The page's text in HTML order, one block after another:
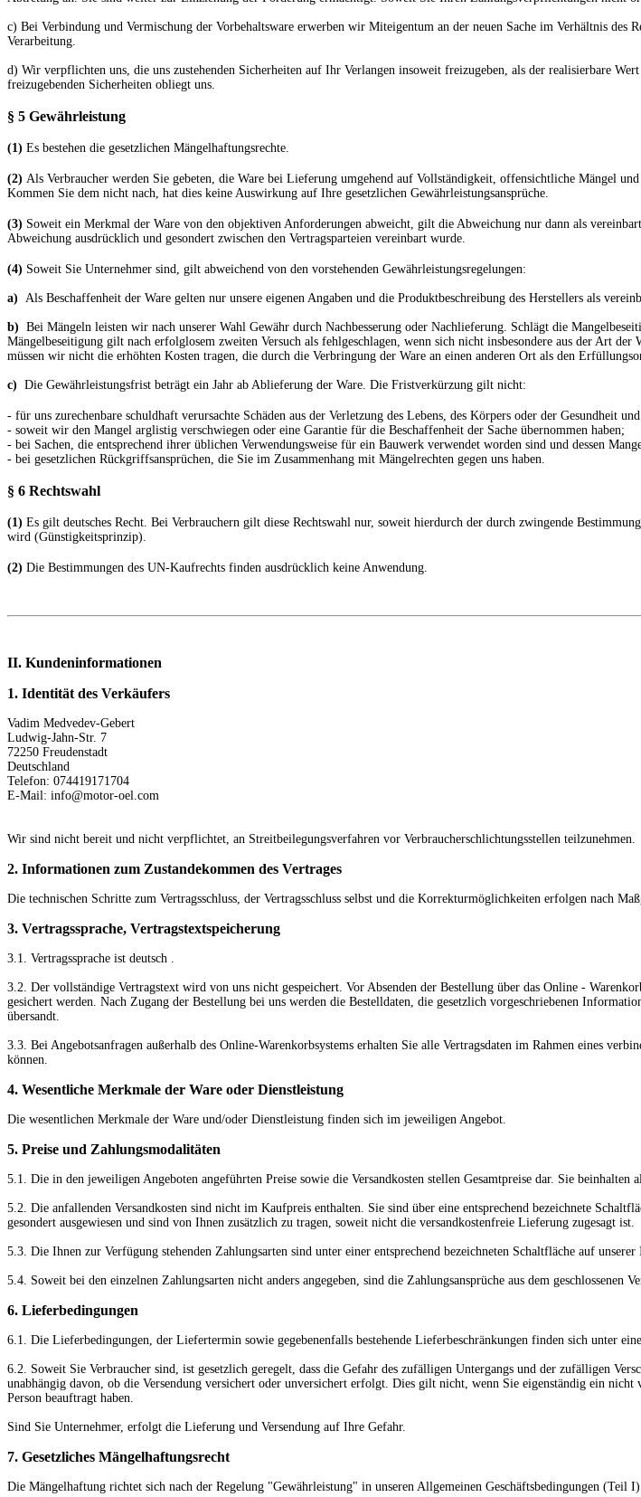
c) Bei Verbindung und Vermischung der Vorbehaltsware erwerben wir Miteigentum an der neuen Sache im Verhältnis des
Verarbeitung.
d) Wir verpflichten uns, die uns zustehenden Sicherheiten auf Ihr Verlangen insoweit freizugeben, als der realisierbare
freizugebenden Sicherheiten obliegt uns.
§ 5 Gewährleistung
(1) Es bestehen die gesetzlichen Mängelhaftungsrechte.
(2) Als Verbraucher werden Sie gebeten, die Ware bei Lieferung umgehend auf Vollständigkeit, offensichtliche Mängel
Kommen Sie dem nicht nach, hat dies keine Auswirkung auf Ihre gesetzlichen Gewährleistungsansprüche.
(3) Soweit ein Merkmal der Ware von den objektiven Anforderungen abweicht, gilt die Abweichung nur dann als
Abweichung ausdrücklich und gesondert zwischen den Vertragsparteien vereinbart wurde.
(4) Soweit Sie Unternehmer sind, gilt abweichend von den vorstehenden Gewährleistungsregelungen:
a) Als Beschaffenheit der Ware gelten nur unsere eigenen Angaben und die Produktbeschreibung des Herstellers als
b) Bei Mängeln leisten wir nach unserer Wahl Gewähr durch Nachbesserung oder Nachlieferung. Schlägt die
Mängelbeseitigung gilt nach erfolglosem zweiten Versuch als fehlgeschlagen, wenn sich nicht insbesondere aus der Art
müssen wir nicht die erhöhten Kosten tragen, die durch die Verbringung der Ware an einen anderen Ort als den
c) Die Gewährleistungsfrist beträgt ein Jahr ab Ablieferung der Ware. Die Fristverkürzung gilt nicht:
- für uns zurechenbare schuldhaft verursachte Schäden aus der Verletzung des Lebens, des Körpers oder der Gesundheit
- soweit wir den Mangel arglistig verschwiegen oder eine Garantie für die Beschaffenheit der Sache übernommen haben;
- bei Sachen, die entsprechend ihrer üblichen Verwendungsweise für ein Bauwerk verwendet worden sind und dessen
- bei gesetzlichen Rückgriffsansprüchen, die Sie im Zusammenhang mit Mängelrechten gegen uns haben.
§ 6 Rechtswahl
(1) Es gilt deutsches Recht. Bei Verbrauchern gilt diese Rechtswahl nur, soweit hierdurch der durch zwingende
wird (Günstigkeitsprinzip).
(2) Die Bestimmungen des UN-Kaufrechts finden ausdrücklich keine Anwendung.
II. Kundeninformationen
1. Identität des Verkäufers
Vadim Medvedev-Gebert
Ludwig-Jahn-Str. 7
72250 Freudenstadt
Deutschland
Telefon: 074419171704
E-Mail: info@motor-oel.com
Wir sind nicht bereit und nicht verpflichtet, an Streitbeilegungsverfahren vor Verbraucherschlichtungsstellen teilzunehmen.
2. Informationen zum Zustandekommen des Vertrages
Die technischen Schritte zum Vertragsschluss, der Vertragsschluss selbst und die Korrekturmöglichkeiten erfolgen nach
3. Vertragssprache, Vertragstextspeicherung
3.1. Vertragssprache ist deutsch .
3.2. Der vollständige Vertragstext wird von uns nicht gespeichert. Vor Absenden der Bestellung über das Online -
gesichert werden. Nach Zugang der Bestellung bei uns werden die Bestelldaten, die gesetzlich vorgeschriebenen
übersandt.
3.3. Bei Angebotsanfragen außerhalb des Online-Warenkorbsystems erhalten Sie alle Vertragsdaten im Rahmen eines
können.
4. Wesentliche Merkmale der Ware oder Dienstleistung
Die wesentlichen Merkmale der Ware und/oder Dienstleistung finden sich im jeweiligen Angebot.
5. Preise und Zahlungsmodalitäten
5.1. Die in den jeweiligen Angeboten angeführten Preise sowie die Versandkosten stellen Gesamtpreise dar. Sie
5.2. Die anfallenden Versandkosten sind nicht im Kaufpreis enthalten. Sie sind über eine entsprechend bezeichnete
gesondert ausgewiesen und sind von Ihnen zusätzlich zu tragen, soweit nicht die versandkostenfreie Lieferung zugesagt ist.
5.3. Die Ihnen zur Verfügung stehenden Zahlungsarten sind unter einer entsprechend bezeichneten Schaltfläche auf
5.4. Soweit bei den einzelnen Zahlungsarten nicht anders angegeben, sind die Zahlungsansprüche aus dem geschlossenen
6. Lieferbedingungen
6.1. Die Lieferbedingungen, der Liefertermin sowie gegebenenfalls bestehende Lieferbeschränkungen finden sich unter
6.2. Soweit Sie Verbraucher sind, ist gesetzlich geregelt, dass die Gefahr des zufälligen Untergangs und der zufälligen
unabhängig davon, ob die Versendung versichert oder unversichert erfolgt. Dies gilt nicht, wenn Sie eigenständig ein
Person beauftragt haben.
Sind Sie Unternehmer, erfolgt die Lieferung und Versendung auf Ihre Gefahr.
7. Gesetzliches Mängelhaftungsrecht
Die Mängelhaftung richtet sich nach der Regelung "Gewährleistung" in unseren Allgemeinen Geschäftsbedingungen (Teil